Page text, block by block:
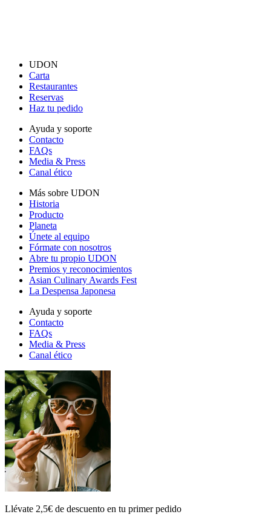
UDON
Carta
Restaurantes
Reservas
Haz tu pedido
Ayuda y soporte
Contacto
FAQs
Media & Press
Canal ético
Más sobre UDON
Historia
Producto
Planeta
Únete al equipo
Fórmate con nosotros
Abre tu propio UDON
Premios y reconocimientos
Asian Culinary Awards Fest
La Despensa Japonesa
Ayuda y soporte
Contacto
FAQs
Media & Press
Canal ético
Llévate 2,5€ de descuento en tu primer pedido